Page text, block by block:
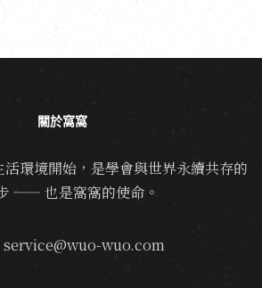
關於窩窩
環境開始，是學會與世界永續共存的
—— 也是窩窩的使命。
service@wuo-wuo.com